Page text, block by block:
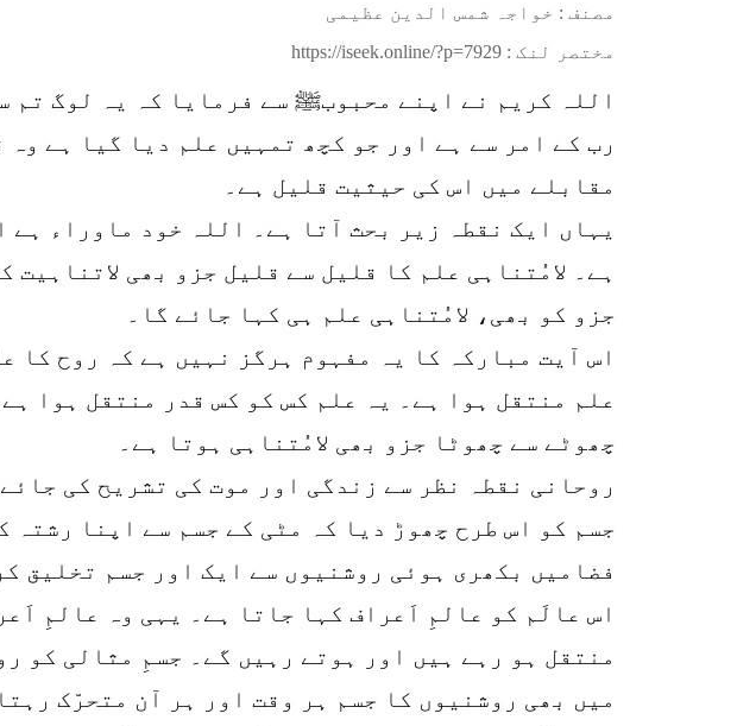
مصنف : خواجہ شمس الدین عظیمی
مختصر لنک : https://iseek.online/?p=7929
اللہ کریم نے اپنے محبوبﷺ سے فرمایا کہ یہ لوگ
رب کے امر سے ہے اور جو کچھ تمہیں علم دیا گیا ہے
مقابلے میں اس کی حیثیت قلیل ہے۔
یہاں ایک نقطہ زیر بحث آتا ہے۔ اللہ خود ماوراء ہے
ہے۔ لامُتناہی علم کا قلیل سے قلیل جزو بھی
جزو کو بھی، لامُتناہی علم ہی کہا جائے گا۔
اس آیت مبارکہ کا یہ مفہوم ہرگز نہیں ہے کہ روح کا
علم منتقل ہوا ہے۔ یہ علم کس کو کس قدر منتقل ہوا
چھوٹے سے چھوٹا جزو بھی لامُتناہی ہوتا ہے۔
روحانی نقطہ نظر سے زندگی اور موت کی تشریح کی
جسم کو اس طرح چھوڑ دیا کہ مٹی کے جسم سے اپنا
فضامیں بکھری ہوئی روشنیوں سے ایک اور جسم تخلیق
اس عالَم کو عالمِ اَعراف کہا جاتا ہے۔ یہی وہ عالمِ
منتقل ہو رہے ہیں اور ہوتے رہیں گے۔ جسمِ مثالی کو
میں بھی روشنیوں کا جسم ہر وقت اور ہر آن متحرّک